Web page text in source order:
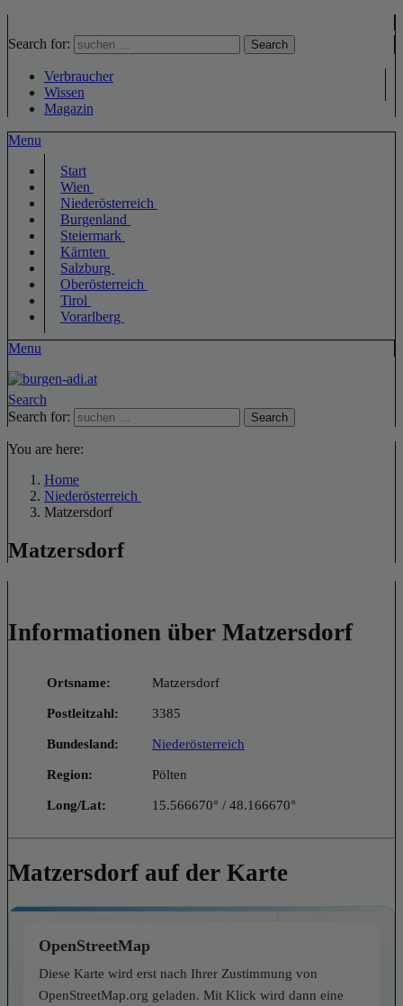
Search for: Search
Verbraucher
Wissen
Magazin
Menu
Start
Wien
Niederösterreich
Burgenland
Steiermark
Kärnten
Salzburg
Oberösterreich
Tirol
Vorarlberg
Menu
Search
Search for:
Search
You are here:
Home
Niederösterreich
Matzersdorf
Matzersdorf
Informationen über Matzersdorf
Ortsname: Matzersdorf
Postleitzahl: 3385
Bundesland: Niederösterreich
Region: Pölten
Long/Lat: 15.566670° / 48.166670°
Matzersdorf auf der Karte
OpenStreetMap
Diese Karte wird erst nach Ihrer Zustimmung von
OpenStreetMap.org geladen. Mit Klick wird dann eine